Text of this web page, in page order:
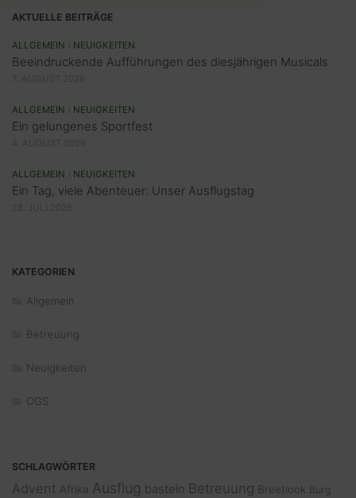
AKTUELLE BEITRÄGE
ALLGEMEIN NEUIGKEITEN
Beeindruckende Aufführungen des diesjährigen Musicals
ALLGEMEIN NEUIGKEITEN
Ein gelungenes Sportfest
ALLGEMEIN NEUIGKEITEN
Ein Tag, viele Abenteuer: Unser Ausflugstag
KATEGORIEN
Allgemein
Betreuung
Neuigkeiten
OGS
SCHLAGWÖRTER
Advent Afrika Ausflug basteln Betreuung Breetlook Burg